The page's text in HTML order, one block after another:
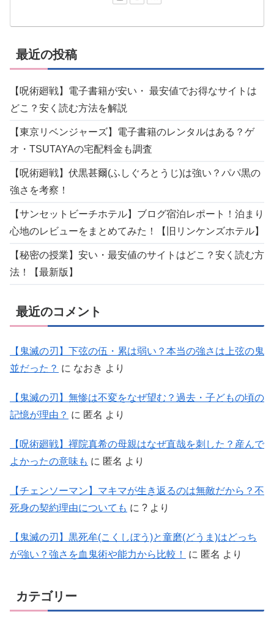
最近の投稿
【呪術廻戦】電子書籍が安い・ 最安値でお得なサイトは
どこ？安く読む方法を解説
【東京リベンジャーズ】電子書籍のレンタルはある？ゲ
オ・TSUTAYAの宅配料金も調査
【呪術廻戦】伏黒甚爾(ふしぐろとうじ)は強い？パパ黒の
強さを考察！
【サンセットビーチホテル】ブログ宿泊レポート！泊まり
心地のレビューをまとめてみた！【旧リンケンズホテル】
【秘密の授業】安い・最安値のサイトはどこ？安く読む方
法！【最新版】
最近のコメント
【鬼滅の刃】下弦の伍・累は弱い？本当の強さは上弦の鬼
並だった？ に なおき より
【鬼滅の刃】無惨は不変をなぜ望む？過去・子どもの頃の
記憶が理由？ に 匿名 より
【呪術廻戦】禪院真希の母親はなぜ直哉を刺した？産んで
よかったの意味も に 匿名 より
【チェンソーマン】マキマが生き返るのは無敵だから？不
死身の契約理由についても に ? より
【鬼滅の刃】黒死牟(こくしぼう)と童磨(どうま)はどっち
が強い？強さを血鬼術や能力から比較！
に 匿名 より
カテゴリー